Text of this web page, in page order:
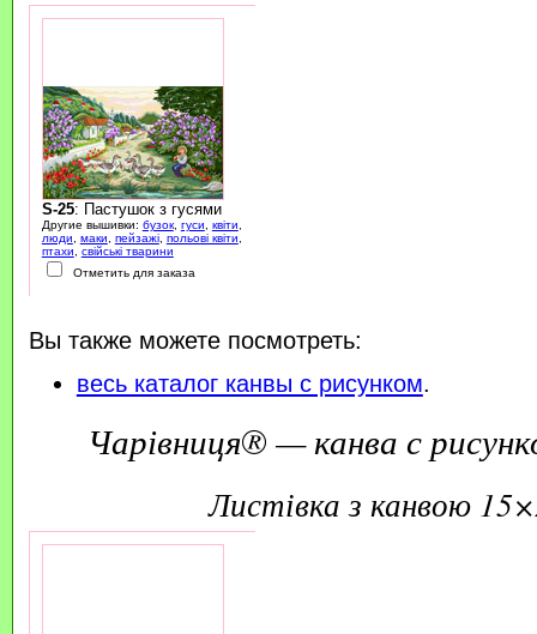
S-25: Пастушок з гусями
Другие вышивки: бузок, гуси квіти
люди
маки пейзажі, польові квіти
птахи
свійські тварини
Отметить для заказа
Вы также можете посмотреть:
весь каталог канвы с рисунком.
Чарівниця® — канва с
листівка з канвою